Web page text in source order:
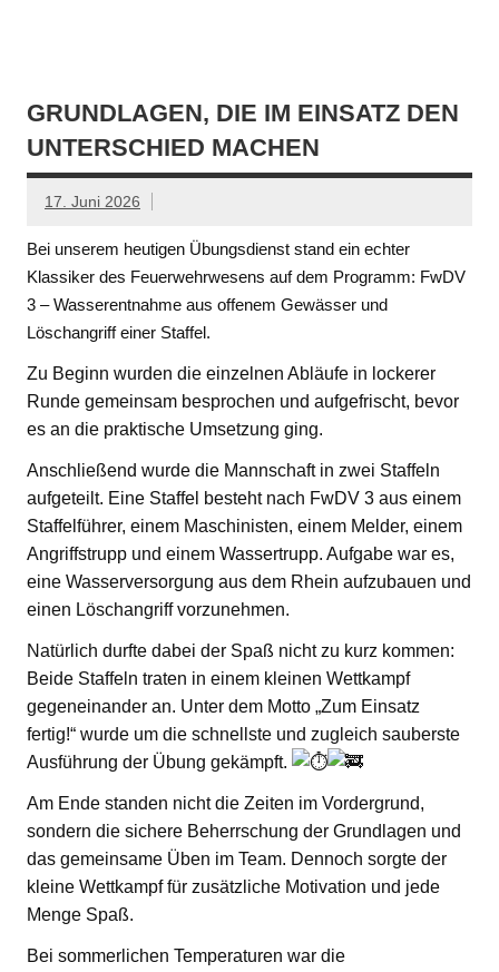
GRUNDLAGEN, DIE IM EINSATZ DEN
UNTERSCHIED MACHEN
17. Juni 2026
Bei unserem heutigen Übungsdienst stand ein echter
Klassiker des Feuerwehrwesens auf dem Programm: FwDV
3 – Wasserentnahme aus offenem Gewässer und
Löschangriff einer Staffel.
Zu Beginn wurden die einzelnen Abläufe in lockerer
Runde gemeinsam besprochen und aufgefrischt, bevor
es an die praktische Umsetzung ging.
Anschließend wurde die Mannschaft in zwei Staffeln
aufgeteilt. Eine Staffel besteht nach FwDV 3 aus einem
Staffelführer, einem Maschinisten, einem Melder, einem
Angriffstrupp und einem Wassertrupp. Aufgabe war es,
eine Wasserversorgung aus dem Rhein aufzubauen und
einen Löschangriff vorzunehmen.
Natürlich durfte dabei der Spaß nicht zu kurz kommen:
Beide Staffeln traten in einem kleinen Wettkampf
gegeneinander an. Unter dem Motto „Zum Einsatz
fertig!“ wurde um die schnellste und zugleich sauberste
Ausführung der Übung gekämpft.
Am Ende standen nicht die Zeiten im Vordergrund,
sondern die sichere Beherrschung der Grundlagen und
das gemeinsame Üben im Team. Dennoch sorgte der
kleine Wettkampf für zusätzliche Motivation und jede
Menge Spaß.
Bei sommerlichen Temperaturen war die